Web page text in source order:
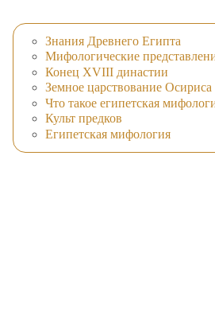
Знания Древнего Египта
Мифологические
Конец XVIII династии
Земное царствование Осириса
Что такое египетская
Культ предков
Египетская мифология